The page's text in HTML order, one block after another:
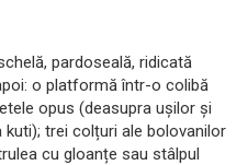
pardoseală, ridicată
o platformă într-o colibă
opus (deasupra ușilor și
kuti); trei colțuri ale bolovanilor
cu gloanțe sau stâlpul